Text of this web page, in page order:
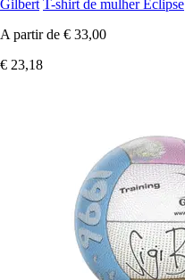
Gilbert T-shirt de mulher Eclipse
A partir de € 33,00
€ 23,18